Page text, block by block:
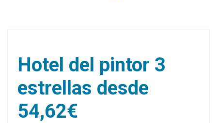
Hotel del pintor 3
estrellas desde
54,62€